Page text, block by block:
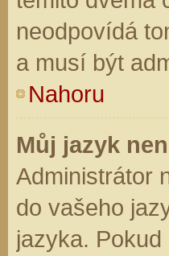
neodpovídá
a musí být
Nahoru
Můj jazyk
Administrátor
do vašeho
jazyka.